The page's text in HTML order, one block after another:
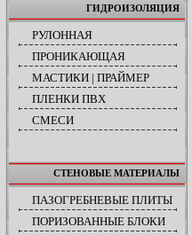
ГИДРОИЗОЛЯЦИЯ
РУЛОННАЯ
ПРОНИКАЮЩАЯ
МАСТИКИ | ПРАЙМЕР
ПЛЕНКИ ПВХ
СМЕСИ
СТЕНОВЫЕ МАТЕРИАЛЫ
ПАЗОГРЕБНЕВЫЕ ПЛИТЫ
ПОРИЗОВАННЫЕ БЛОКИ